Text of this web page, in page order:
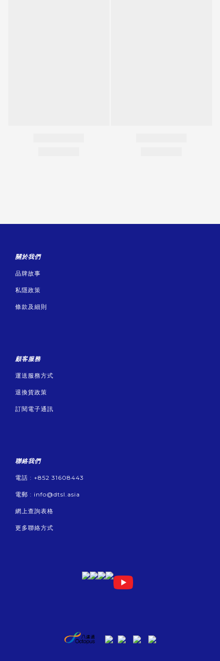
關於我們
品牌故事
私隱政策
條款及細則
顧客服務
運送服務方式
退換貨政策
訂閱電子通訊
聯絡我們
電話 : +852 31608443
電郵 : info@dtsl.asia
網上查詢表格
更多聯絡方式